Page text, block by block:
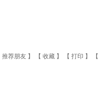
推荐朋友 】 【 收藏 】 【 打印 】 【